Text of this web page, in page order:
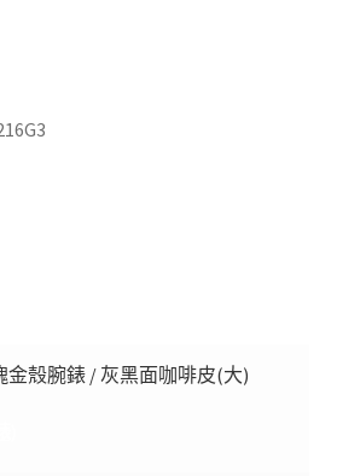
購名牌錶)
)
金殼腕錶 / 灰黑面咖啡皮(大)